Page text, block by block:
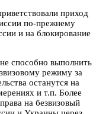
приход
по-прежнему
и на блокирование
способно выполнить
режиму за
останутся на
и т.п. Более
на безвизовый